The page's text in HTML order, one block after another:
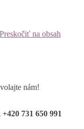
Preskočiť na obsah
731 650 991